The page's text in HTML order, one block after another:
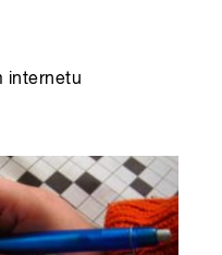
internetu